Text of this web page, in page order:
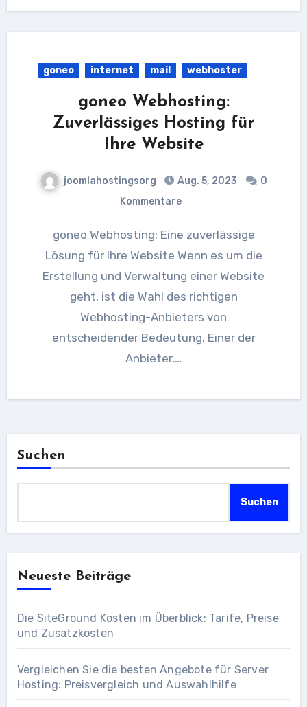
goneo internet mail webhoster
goneo Webhosting:
Zuverlässiges Hosting für
Ihre Website
joomlahostingsorg Aug. 5, 2023
0
Kommentare
goneo Webhosting: Eine zuverlässige
Lösung für Ihre Website Wenn es um die
Erstellung und Verwaltung einer Website
geht, ist die Wahl des richtigen
Webhosting-Anbieters von
entscheidender Bedeutung. Einer der
Anbieter,…
Suchen
Suchen
Neueste Beiträge
Die SiteGround Kosten im Überblick: Tarife, Preise
und Zusatzkosten
Vergleichen Sie die besten Angebote für Server
Hosting: Preisvergleich und Auswahlhilfe